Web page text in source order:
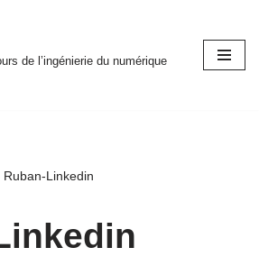
de l’ingénierie du numérique
Ruban-Linkedin